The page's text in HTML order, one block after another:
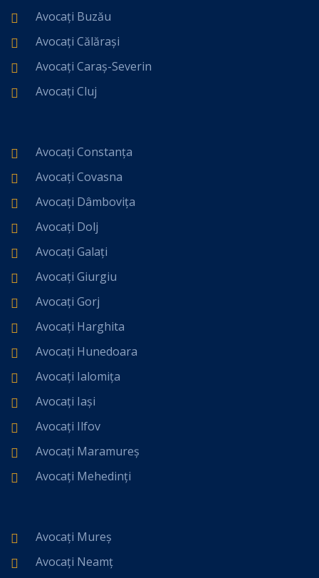
Avocați Buzău
Avocați Călărași
Avocați Caraș-Severin
Avocați Cluj
Avocați Constanța
Avocați Covasna
Avocați Dâmbovița
Avocați Dolj
Avocați Galați
Avocați Giurgiu
Avocați Gorj
Avocați Harghita
Avocați Hunedoara
Avocați Ialomița
Avocați Iași
Avocați Ilfov
Avocați Maramureș
Avocați Mehedinți
Avocați Mureș
Avocați Neamț